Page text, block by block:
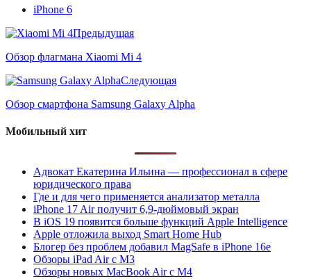
iPhone 6
Предыдущая
Обзор флагмана Xiaomi Mi 4
Следующая
Обзор смартфона Samsung Galaxy Alpha
Мобильный хит
Адвокат Екатерина Ильина — профессионал в сфере
юридического права
Где и для чего применяется анализатор металла
iPhone 17 Air получит 6,9-дюймовый экран
В iOS 19 появится больше функций Apple Intelligence
Apple отложила выход Smart Home Hub
Блогер без проблем добавил MagSafe в iPhone 16e
Обзоры iPad Air с M3
Обзоры новых MacBook Air с M4